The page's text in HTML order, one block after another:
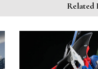
Related